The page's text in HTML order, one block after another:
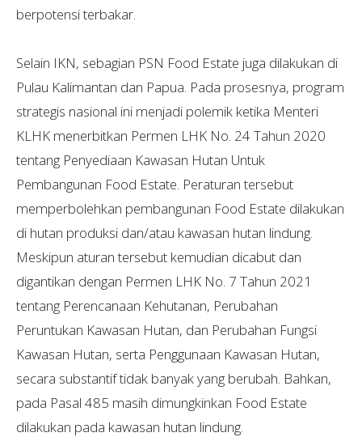
berpotensi terbakar.
Selain IKN, sebagian PSN Food Estate juga dilakukan di
Pulau Kalimantan dan Papua. Pada prosesnya, program
strategis nasional ini menjadi polemik ketika Menteri
KLHK menerbitkan Permen LHK No. 24 Tahun 2020
tentang Penyediaan Kawasan Hutan Untuk
Pembangunan Food Estate. Peraturan tersebut
memperbolehkan pembangunan Food Estate dilakukan
di hutan produksi dan/atau kawasan hutan lindung.
Meskipun aturan tersebut kemudian dicabut dan
digantikan dengan Permen LHK No. 7 Tahun 2021
tentang Perencanaan Kehutanan, Perubahan
Peruntukan Kawasan Hutan, dan Perubahan Fungsi
Kawasan Hutan, serta Penggunaan Kawasan Hutan,
secara substantif tidak banyak yang berubah. Bahkan,
pada Pasal 485 masih dimungkinkan Food Estate
dilakukan pada kawasan hutan lindung.